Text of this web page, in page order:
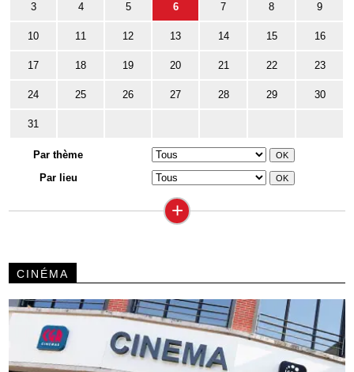
3 4 5 6 7 8 9
10 11 12 13 14 15 16
17 18 19 20 21 22 23
24 25 26 27 28 29 30
31
Par thème
Par lieu
+
CINÉMA